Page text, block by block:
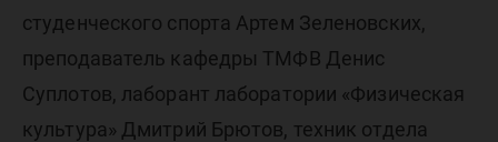
студенческого спорта Артем Зеленовских,
преподаватель кафедры ТМФВ Денис
Суплотов, лаборант лаборатории «Физическая
культура» Дмитрий Брютов, техник отдела